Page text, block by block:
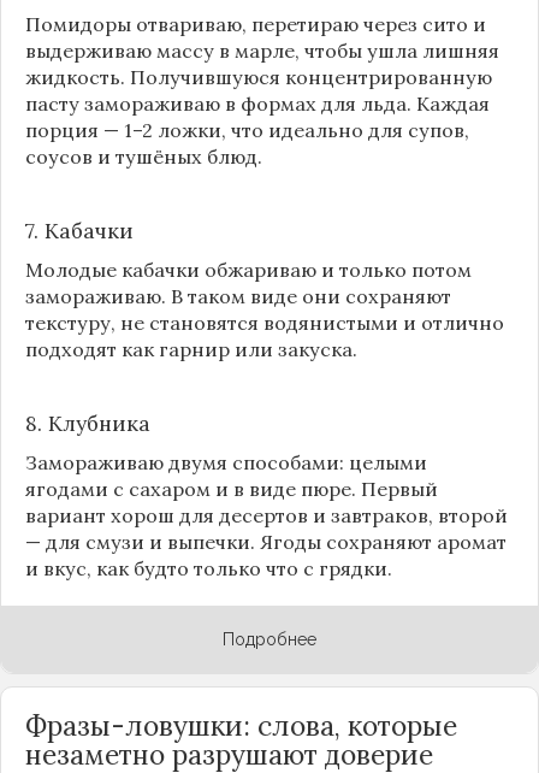
Помидоры отвариваю, перетираю через сито и
выдерживаю массу в марле, чтобы ушла лишняя
жидкость. Получившуюся концентрированную
пасту замораживаю в формах для льда. Каждая
порция — 1–2 ложки, что идеально для супов,
соусов и тушёных блюд.
7. Кабачки
Молодые кабачки обжариваю и только потом
замораживаю. В таком виде они сохраняют
текстуру, не становятся водянистыми и отлично
подходят как гарнир или закуска.
8. Клубника
Замораживаю двумя способами: целыми
ягодами с сахаром и в виде пюре. Первый
вариант хорош для десертов и завтраков, второй
— для смузи и выпечки. Ягоды сохраняют аромат
и вкус, как будто только что с грядки.
Подробнее
Фразы-ловушки: слова, которые
незаметно разрушают доверие